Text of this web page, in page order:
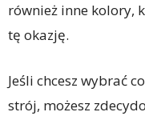
również inne kolory,
tę okazję.
Jeśli chcesz wybrać
strój, możesz